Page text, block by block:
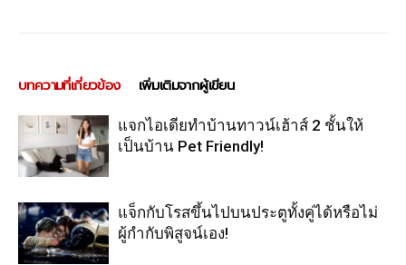
บทความที่เกี่ยวข้อง เพิ่มเติมจากผู้เขียน
แจกไอเดียทำบ้านทาวน์เฮ้าส์ 2 ชั้นให้
เป็นบ้าน Pet Friendly!
แจ็กกับโรสขึ้นไปบนประตูทั้งคู่ได้หรือไม่
ผู้กำกับพิสูจน์เอง!